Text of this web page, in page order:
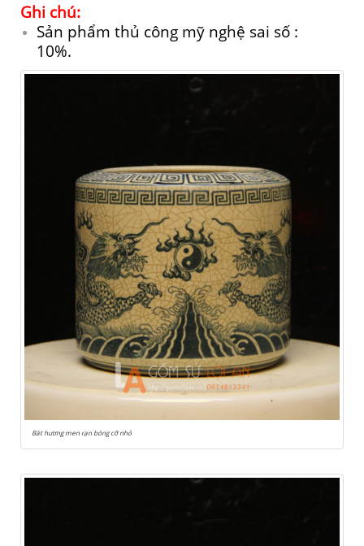
Ghi chú:
Sản phẩm thủ công mỹ nghệ sai số :
10%.
Bát hương men rạn bóng cỡ nhỏ